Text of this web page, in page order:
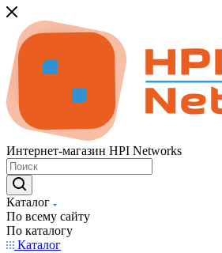
Интернет-магазин HPI Networks
Каталог
По всему сайту
По каталогу
Каталог